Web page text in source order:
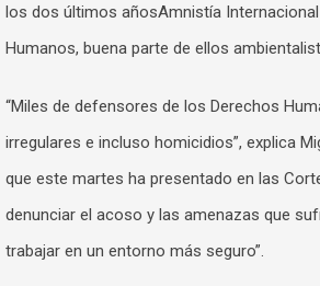
los dos últimos añosAmnistía
Humanos, buena parte de ellos
“Miles de defensores de los Derechos
irregulares e incluso homicidios”, explica
que este martes ha presentado en las
denunciar el acoso y las amenazas que
trabajar en un entorno más seguro”.